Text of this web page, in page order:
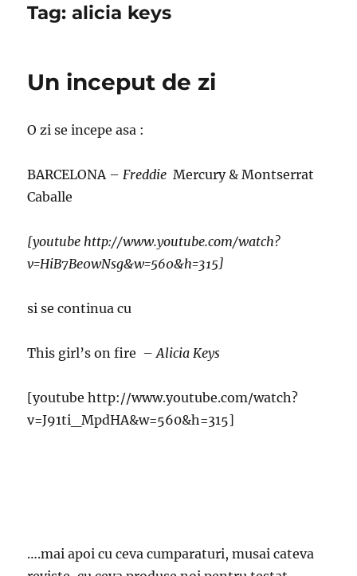
Tag:alicia keys
Un inceput de zi
O zi se incepe asa :
BARCELONA – Freddie Mercury & Montserrat
Caballe
[youtube http://www.youtube.com/watch?
v=HiB7Be0wNsg&w=560&h=315]
si se continua cu
This girl’s on fire –Alicia Keys
[youtube http://www.youtube.com/watch?
v=J91ti_MpdHA&w=560&h=315]
….mai apoi cu ceva cumparaturi, musai cateva